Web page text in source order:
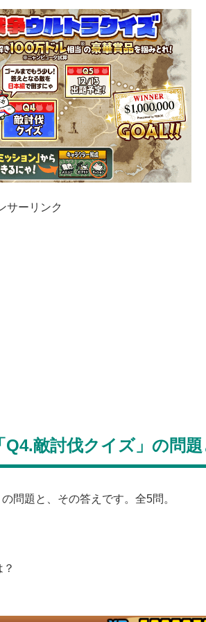
サーリンク
敵討伐クイズ」の問題
問題と、その答えです。全5問。